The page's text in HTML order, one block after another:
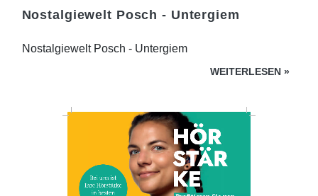
Nostalgiewelt Posch - Untergiem
Nostalgiewelt Posch - Untergiem
WEITERLESEN »